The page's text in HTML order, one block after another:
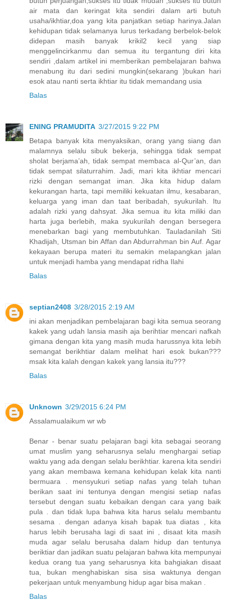
air mata dan keringat kita sendiri dalam arti butuh
usaha/ikhtiar,doa yang kita panjatkan setiap harinya.Jalan
kehidupan tidak selamanya lurus terkadang berbelok-belok
didepan masih banyak krikil2 kecil yang siap
menggelincirkanmu dan semua itu tergantung diri kita
sendiri ,dalam artikel ini memberikan pembelajaran bahwa
menabung itu dari sedini mungkin(sekarang )bukan hari
esok atau nanti serta ikhtiar itu tidak memandang usia
Balas
ENING PRAMUDITA 3/27/2015 9:22 PM
Betapa banyak kita menyaksikan, orang yang siang dan
malamnya selalu sibuk bekerja, sehingga tidak sempat
sholat berjama’ah, tidak sempat membaca al-Qur’an, dan
tidak sempat silaturrahim. Jadi, mari kita ikhtiar mencari
rizki dengan semangat iman. Jika kita hidup dalam
kekurangan harta, tapi memiliki kekuatan ilmu, kesabaran,
keluarga yang iman dan taat beribadah, syukurilah. Itu
adalah rizki yang dahsyat. Jika semua itu kita miliki dan
harta juga berlebih, maka syukurilah dengan bersegera
menebarkan bagi yang membutuhkan. Tauladanilah Siti
Khadijah, Utsman bin Affan dan Abdurrahman bin Auf. Agar
kekayaan berupa materi itu semakin melapangkan jalan
untuk menjadi hamba yang mendapat ridha Ilahi
Balas
septian2408 3/28/2015 2:19 AM
ini akan menjadikan pembelajaran bagi kita semua seorang
kakek yang udah lansia masih aja berihtiar mencari nafkah
gimana dengan kita yang masih muda harussnya kita lebih
semangat berikhtiar dalam melihat hari esok bukan???
msak kita kalah dengan kakek yang lansia itu???
Balas
Unknown 3/29/2015 6:24 PM
Assalamualaikum wr wb
Benar - benar suatu pelajaran bagi kita sebagai seorang
umat muslim yang seharusnya selalu menghargai setiap
waktu yang ada dengan selalu berikhtiar. karena kita sendiri
yang akan membawa kemana kehidupan kelak kita nanti
bermuara . mensyukuri setiap nafas yang telah tuhan
berikan saat ini tentunya dengan mengisi setiap nafas
tersebut dengan suatu kebaikan dengan cara yang baik
pula . dan tidak lupa bahwa kita harus selalu membantu
sesama . dengan adanya kisah bapak tua diatas , kita
harus lebih berusaha lagi di saat ini , disaat kita masih
muda agar selalu berusaha dalam hidup dan tentunya
beriktiar dan jadikan suatu pelajaran bahwa kita mempunyai
kedua orang tua yang seharusnya kita bahgiakan disaat
tua, bukan menghabiskan sisa sisa waktunya dengan
pekerjaan untuk menyambung hidup agar bisa makan .
Balas